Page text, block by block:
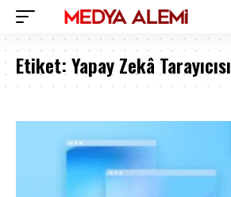
Etiket:Yapay Zekâ Tarayıcısı